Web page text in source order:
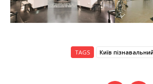
TAGS Київ пізнавальний